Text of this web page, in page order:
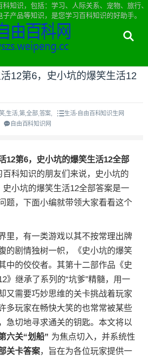
知识，包括：学习、人际关系、宠物、旅行、
产品等知识，是您学习百科知识的好助手。
网首页>生活
12第6，史小坑的爆笑生活12
,生活,第,全部,答案,
生活-自由百科知识生网
自由百科知识网
12第6，史小坑的爆笑生活12全部
百科知识的朋友们来说，史小坑的
史小坑的爆笑生活12全部答案是一
题，下面小编就带领大家看看这个
里，有一类游戏以其不按常理出牌
的剧情独树一帜，《史小坑的爆笑
中的佼佼者。其第十二部作品《史
》继承了系列的“坑爹”精髓，用一
又需要巧妙思维的关卡挑战着玩家
多玩家在畅快大笑的也常常被某些
急切地寻求通关的钥匙。本文将以
六关“划船” 为焦点切入，并系统性
关卡答案，旨在为各位玩家提供一